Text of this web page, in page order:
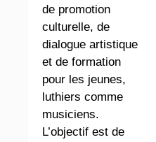
de promotion
culturelle, de
dialogue artistique
et de formation
pour les jeunes,
luthiers comme
musiciens.
L’objectif est de